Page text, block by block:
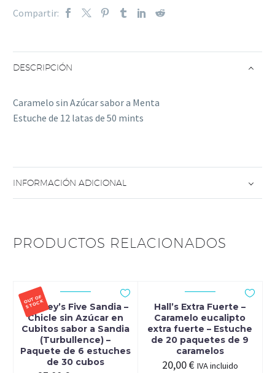
a
super
refrescante
Compartir:
DESCRIPCIÓN
Caramelo sin Azúcar sabor a Menta
Estuche de 12 latas de 50 mints
INFORMACIÓN ADICIONAL
PRODUCTOS RELACIONADOS
OUT
OF
ST
O
CK
Wrigley’s Five Sandia –
Chicle sin Azúcar en
Cubitos sabor a Sandia
(Turbullence) –
Paquete de 6 estuches
de 30 cubos
Hall’s Extra Fuerte –
Caramelo eucalipto
extra fuerte – Estuche
de 20 paquetes de 9
caramelos
20,00€ IVA incluido